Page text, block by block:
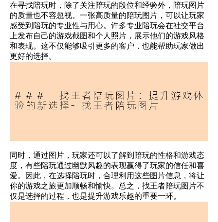
在寻找陪玩时，除了关注陪玩的段位和经验外，陪玩图片
的质量也不容忽视。一张高质量的陪玩图片，可以让玩家
感受到陪玩的专业性与用心。许多专业陪玩会在社交平台
上发布自己的游戏截图和个人照片，展示他们的游戏风格
和表现。这不仅能够吸引更多的客户，也能帮助玩家做出
更好的选择。
同时，通过图片，玩家还可以了解到陪玩的性格和游戏态
度，有些陪玩通过幽默风趣的表现赢得了玩家的信任和喜
爱。因此，在选择陪玩时，合理利用这些图片信息，将让
你的游戏之旅更加顺畅和愉快。总之，找王者陪玩图片不
仅是选择的过程，也是提升游戏乐趣的重要一环。